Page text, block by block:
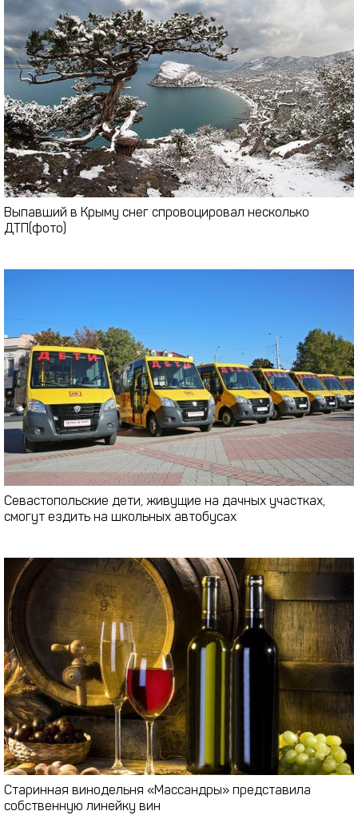
Выпавший в Крыму снег спровоцировал несколько
ДТП(фото)
Севастопольские дети, живущие на дачных участках,
смогут ездить на школьных автобусах
Старинная винодельня «Массандры» представила
собственную линейку вин